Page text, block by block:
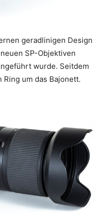
geradlinigen Design
SP-Objektiven
wurde. Seitdem
um das Bajonett.